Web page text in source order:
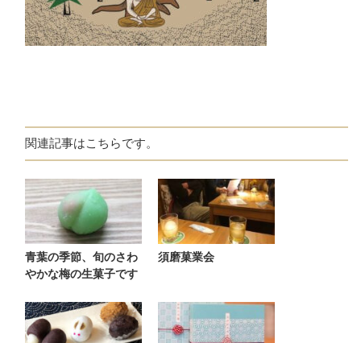
関連記事はこちらです。
青葉の季節、旬のさわ
やかな梅の生菓子です
須磨菓業会